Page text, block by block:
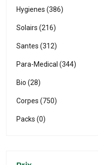
Hygienes (386)
Solairs (216)
Santes (312)
Para-Medical (344)
Bio (28)
Corpes (750)
Packs (0)